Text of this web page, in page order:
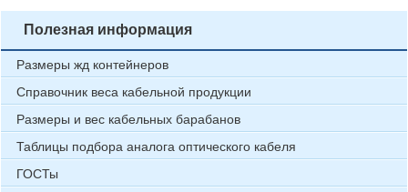
Полезная информация
Размеры жд контейнеров
Справочник веса кабельной продукции
Размеры и вес кабельных барабанов
Таблицы подбора аналога оптического кабеля
ГОСТы